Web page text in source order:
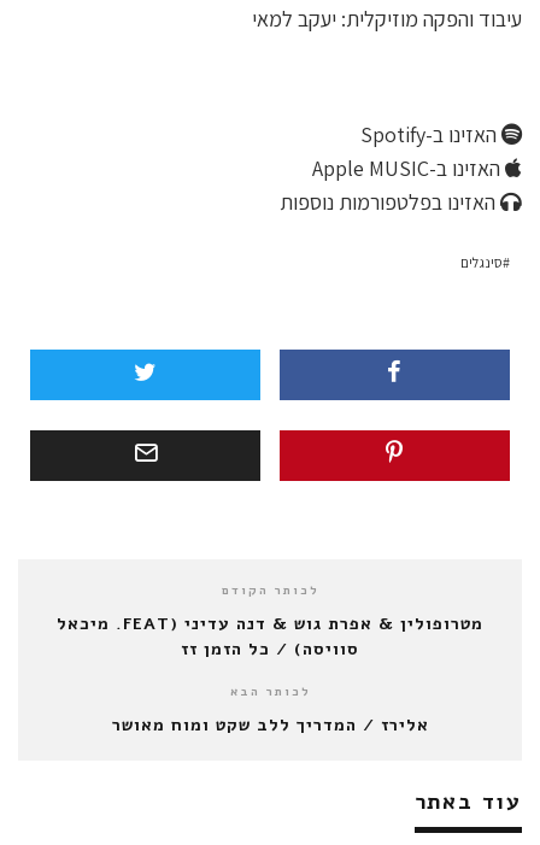
עיבוד והפקה מוזיקלית: יעקב למאי
האזינו ב-Spotify
האזינו ב-Apple MUSIC
האזינו בפלטפורמות נוספות
סינגלים
לכותר הקודם
מטרופולין & אפרת גוש & דנה עדיני (FEAT. מיכאל
סוויסה) / כל הזמן זז
לכותר הבא
אלירז / המדריך ללב שקט ומוח מאושר
עוד באתר